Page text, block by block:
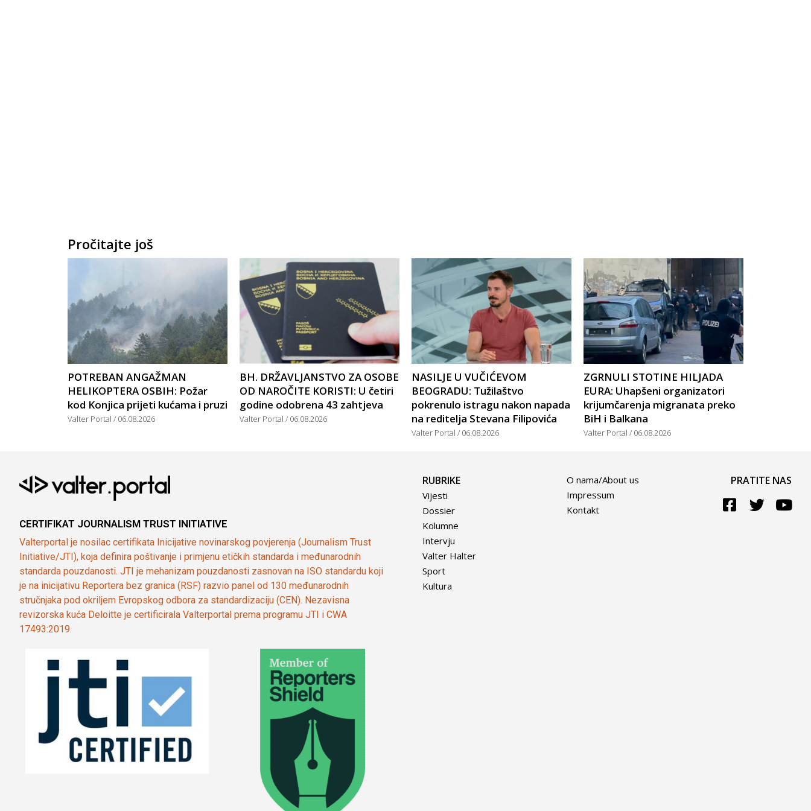
Pročitajte još
POTREBAN ANGAŽMAN
HELIKOPTERA OSBIH: Požar
kod Konjica prijeti kućama i pruzi
Valter Portal 06.08.2026
BH. DRŽAVLJANSTVO ZA OSOBE
OD NAROČITE KORISTI: U četiri
godine odobrena 43 zahtjeva
Valter Portal 06.08.2026
NASILJE U VUČIĆEVOM
BEOGRADU: Tužilaštvo
pokrenulo istragu nakon napada
na reditelja Stevana Filipovića
Valter Portal 06.08.2026
ZGRNULI STOTINE HILJADA
EURA: Uhapšeni organizatori
krijumčarenja migranata preko
BiH i Balkana
Valter Portal 06.08.2026
CERTIFIKAT JOURNALISM TRUST INITIATIVE
Valterportal je nosilac certifikata Inicijative novinarskog povjerenja (Journalism Trust
Initiative/JTI), koja definira poštivanje i primjenu etičkih standarda i međunarodnih
standarda pouzdanosti. JTI je mehanizam pouzdanosti zasnovan na ISO standardu koji
je na inicijativu Reportera bez granica (RSF) razvio panel od 130 međunarodnih
stručnjaka pod okriljem Evropskog odbora za standardizaciju (CEN). Nezavisna
revizorska kuća Deloitte je certificirala Valterportal prema programu JTI i CWA
17493:2019.
RUBRIKE
Vijesti
Dossier
Kolumne
Intervju
Valter Halter
Sport
Kultura
O nama/About us
Impressum
Kontakt
PRATITE NAS